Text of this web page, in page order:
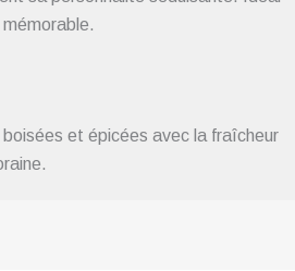
et épicées avec la fraîcheur